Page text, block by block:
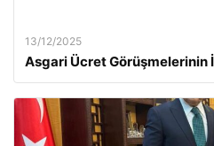
13/12/2025
Asgari Ücret Görüşmelerinin